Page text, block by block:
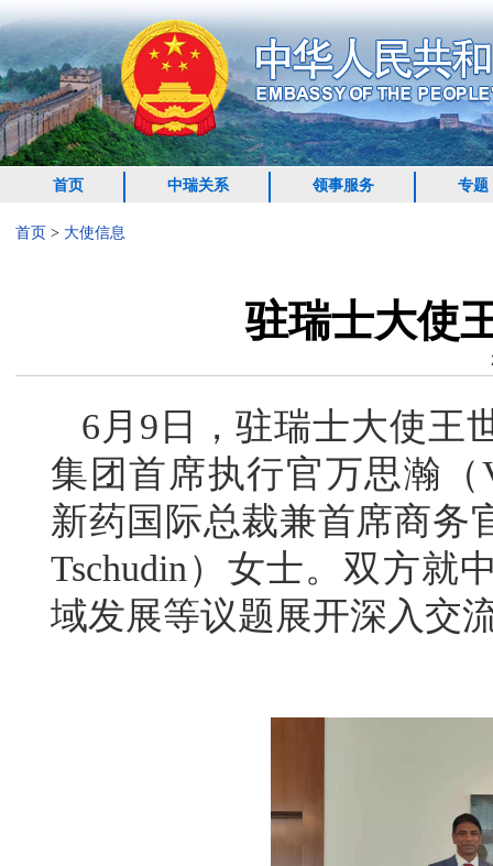
首页 中瑞关系 领事服务 专题
首页 > 大使信息
驻瑞士大使
6月9日，驻瑞士大使王
集团首席执行官万思瀚（
新药国际总裁兼首席商务
Tschudin）女士。双方就
域发展等议题展开深入交